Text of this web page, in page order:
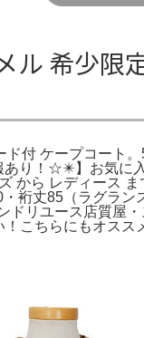
希少限
ド付 ケープコート
り！☆✴️】お気に
から レディース ま
裄丈85（ラグラン
リユース店質屋・
こちらにもオスス